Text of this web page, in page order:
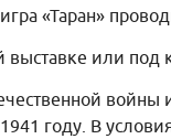
«Таран»
выставке или
войны
году. В